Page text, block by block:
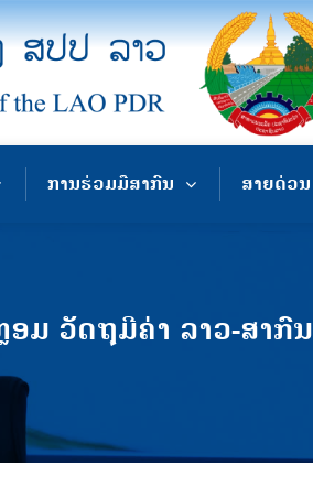
ການຮ່ວມມືສາກົນ ສາຍດ່ວນ
ມ ວັດຖຸມີຄ່າ ລາວ-ສາກົນ